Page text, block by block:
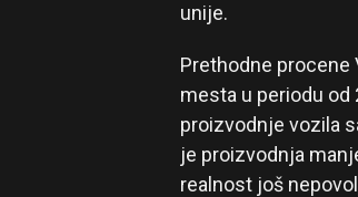
unije.
Prethodne procene
mesta u periodu od
proizvodnje vozila
je proizvodnja
realnost još